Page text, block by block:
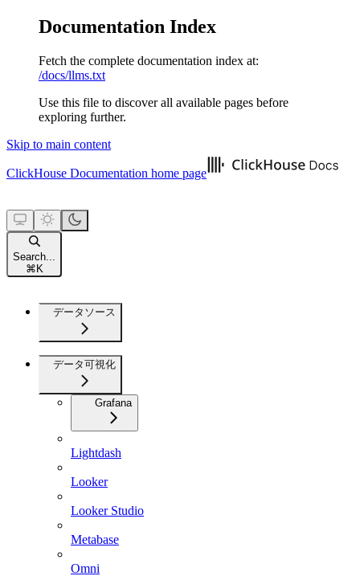
Documentation Index
Fetch the complete documentation index at:
/docs/llms.txt
Use this file to discover all available pages before
exploring further.
Skip to main content
ClickHouse Documentation home page
Search...
⌘ K
データソース
データ可視化
Grafana
Lightdash
Looker
Looker Studio
Metabase
Omni